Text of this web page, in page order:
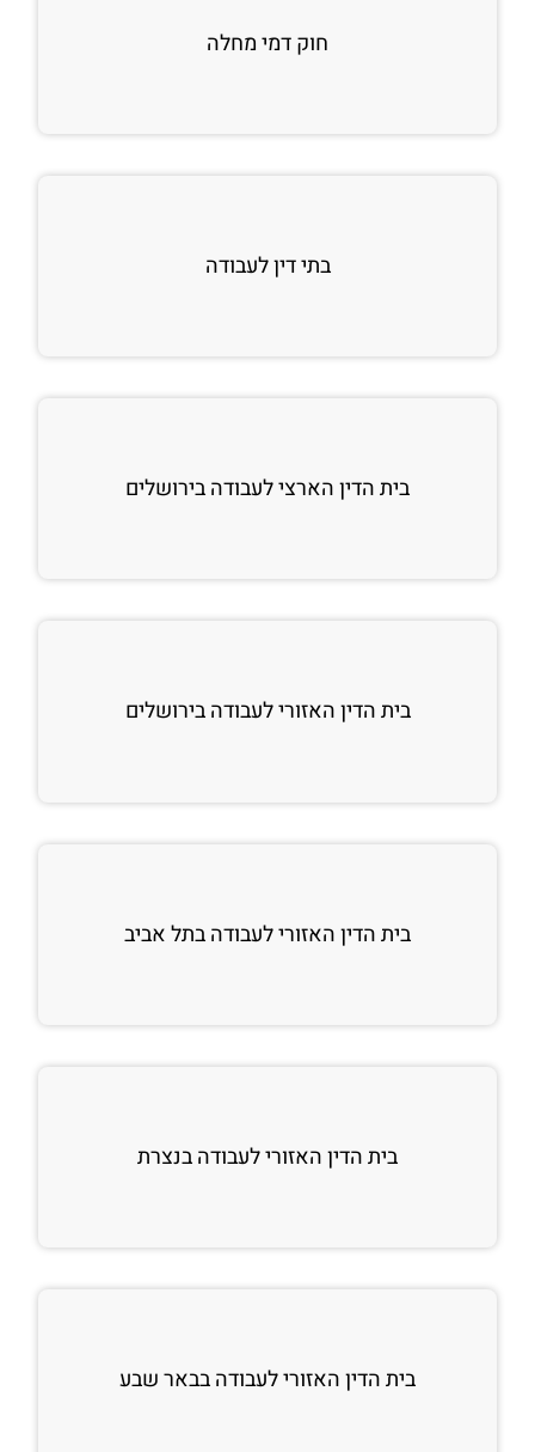
חוק דמי מחלה
בתי דין לעבודה
בית הדין הארצי לעבודה בירושלים
בית הדין האזורי לעבודה בירושלים
בית הדין האזורי לעבודה בתל אביב
בית הדין האזורי לעבודה בנצרת
בית הדין האזורי לעבודה בבאר שבע